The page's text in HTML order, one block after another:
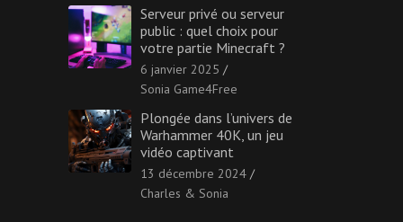
Serveur privé ou serveur
public : quel choix pour
votre partie Minecraft ?
6 janvier 2025
Sonia Game4Free
Plongée dans l’univers de
Warhammer 40K, un jeu
vidéo captivant
13 décembre 2024
Charles & Sonia